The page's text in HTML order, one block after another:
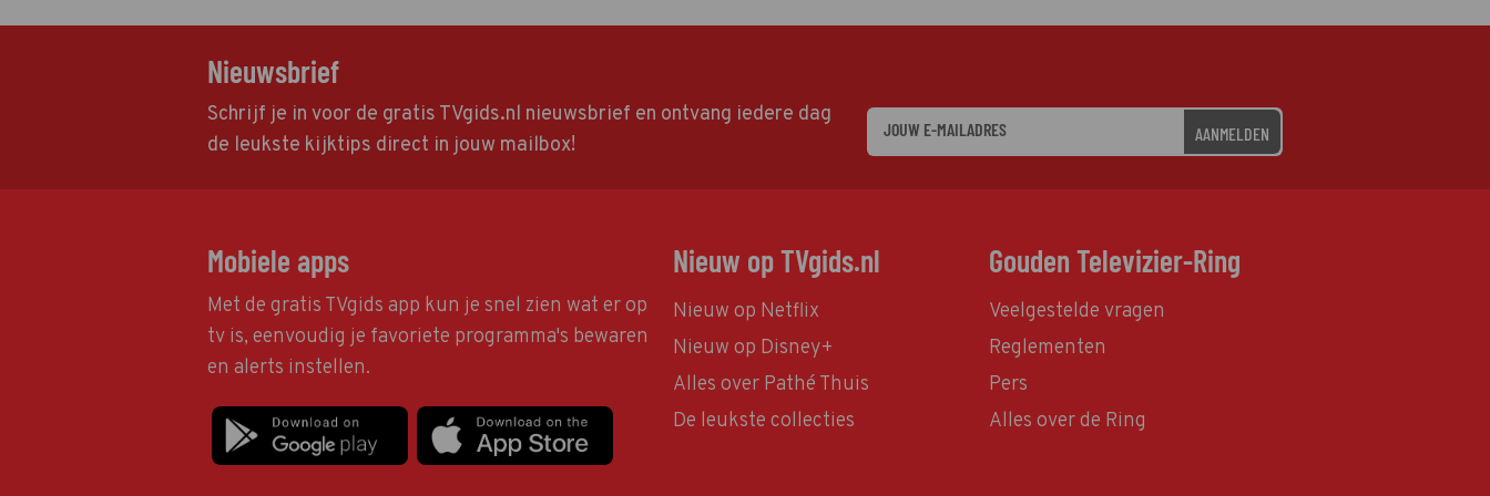
Nieuwsbrief
Schrijf je in voor de gratis TVgids.nl nieuwsbrief en ontvang iedere dag
de leukste kijktips direct in jouw mailbox!
AANMELDEN
Mobiele apps
Met de gratis TVgids app kun je snel zien wat er op
tv is, eenvoudig je favoriete programma's bewaren
en alerts instellen.
Nieuw op TVgids.nl
Nieuw op Netflix
Nieuw op Disney+
Alles over Pathé Thuis
De leukste collecties
Gouden Televizier-Ring
Veelgestelde vragen
Reglementen
Pers
Alles over de Ring